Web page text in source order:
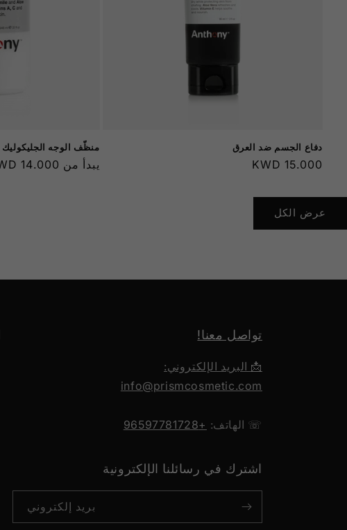
دفاع الجسم ضد العرق
السعر
15.000 KWD
منظّف ​​الوجه الجليكوليك
السعر
يبدأ من 14.000 KWD
عرض الكل
تواصل معنا!
📩 البريد الإلكتروني:
info@prismcosmetic.com
☏ الهاتف: +96597781728
اشترك في رسائلنا الإلكترونية
بريد إلكتروني